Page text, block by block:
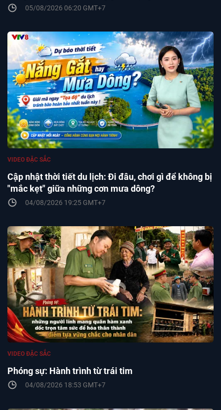
05/08/2026 06:20 GMT+7
Cập nhật thời tiết du lịch: Đi đâu, chơi gì để không bị
"mắc kẹt" giữa những cơn mưa dông?
VIDEO ĐẶC SẮC
04/08/2026 19:25 GMT+7
Phóng sự: Hành trình từ trái tim
VIDEO ĐẶC SẮC
04/08/2026 18:53 GMT+7